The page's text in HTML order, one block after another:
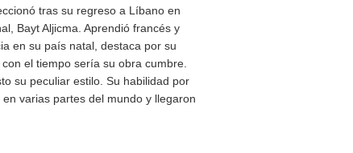
tras su regreso a Líbano en
Bayt Aljicma. Aprendió francés y
en su país natal, destaca por su
con el tiempo sería su obra cumbre.
su peculiar estilo. Su habilidad por
varias partes del mundo y llegaron